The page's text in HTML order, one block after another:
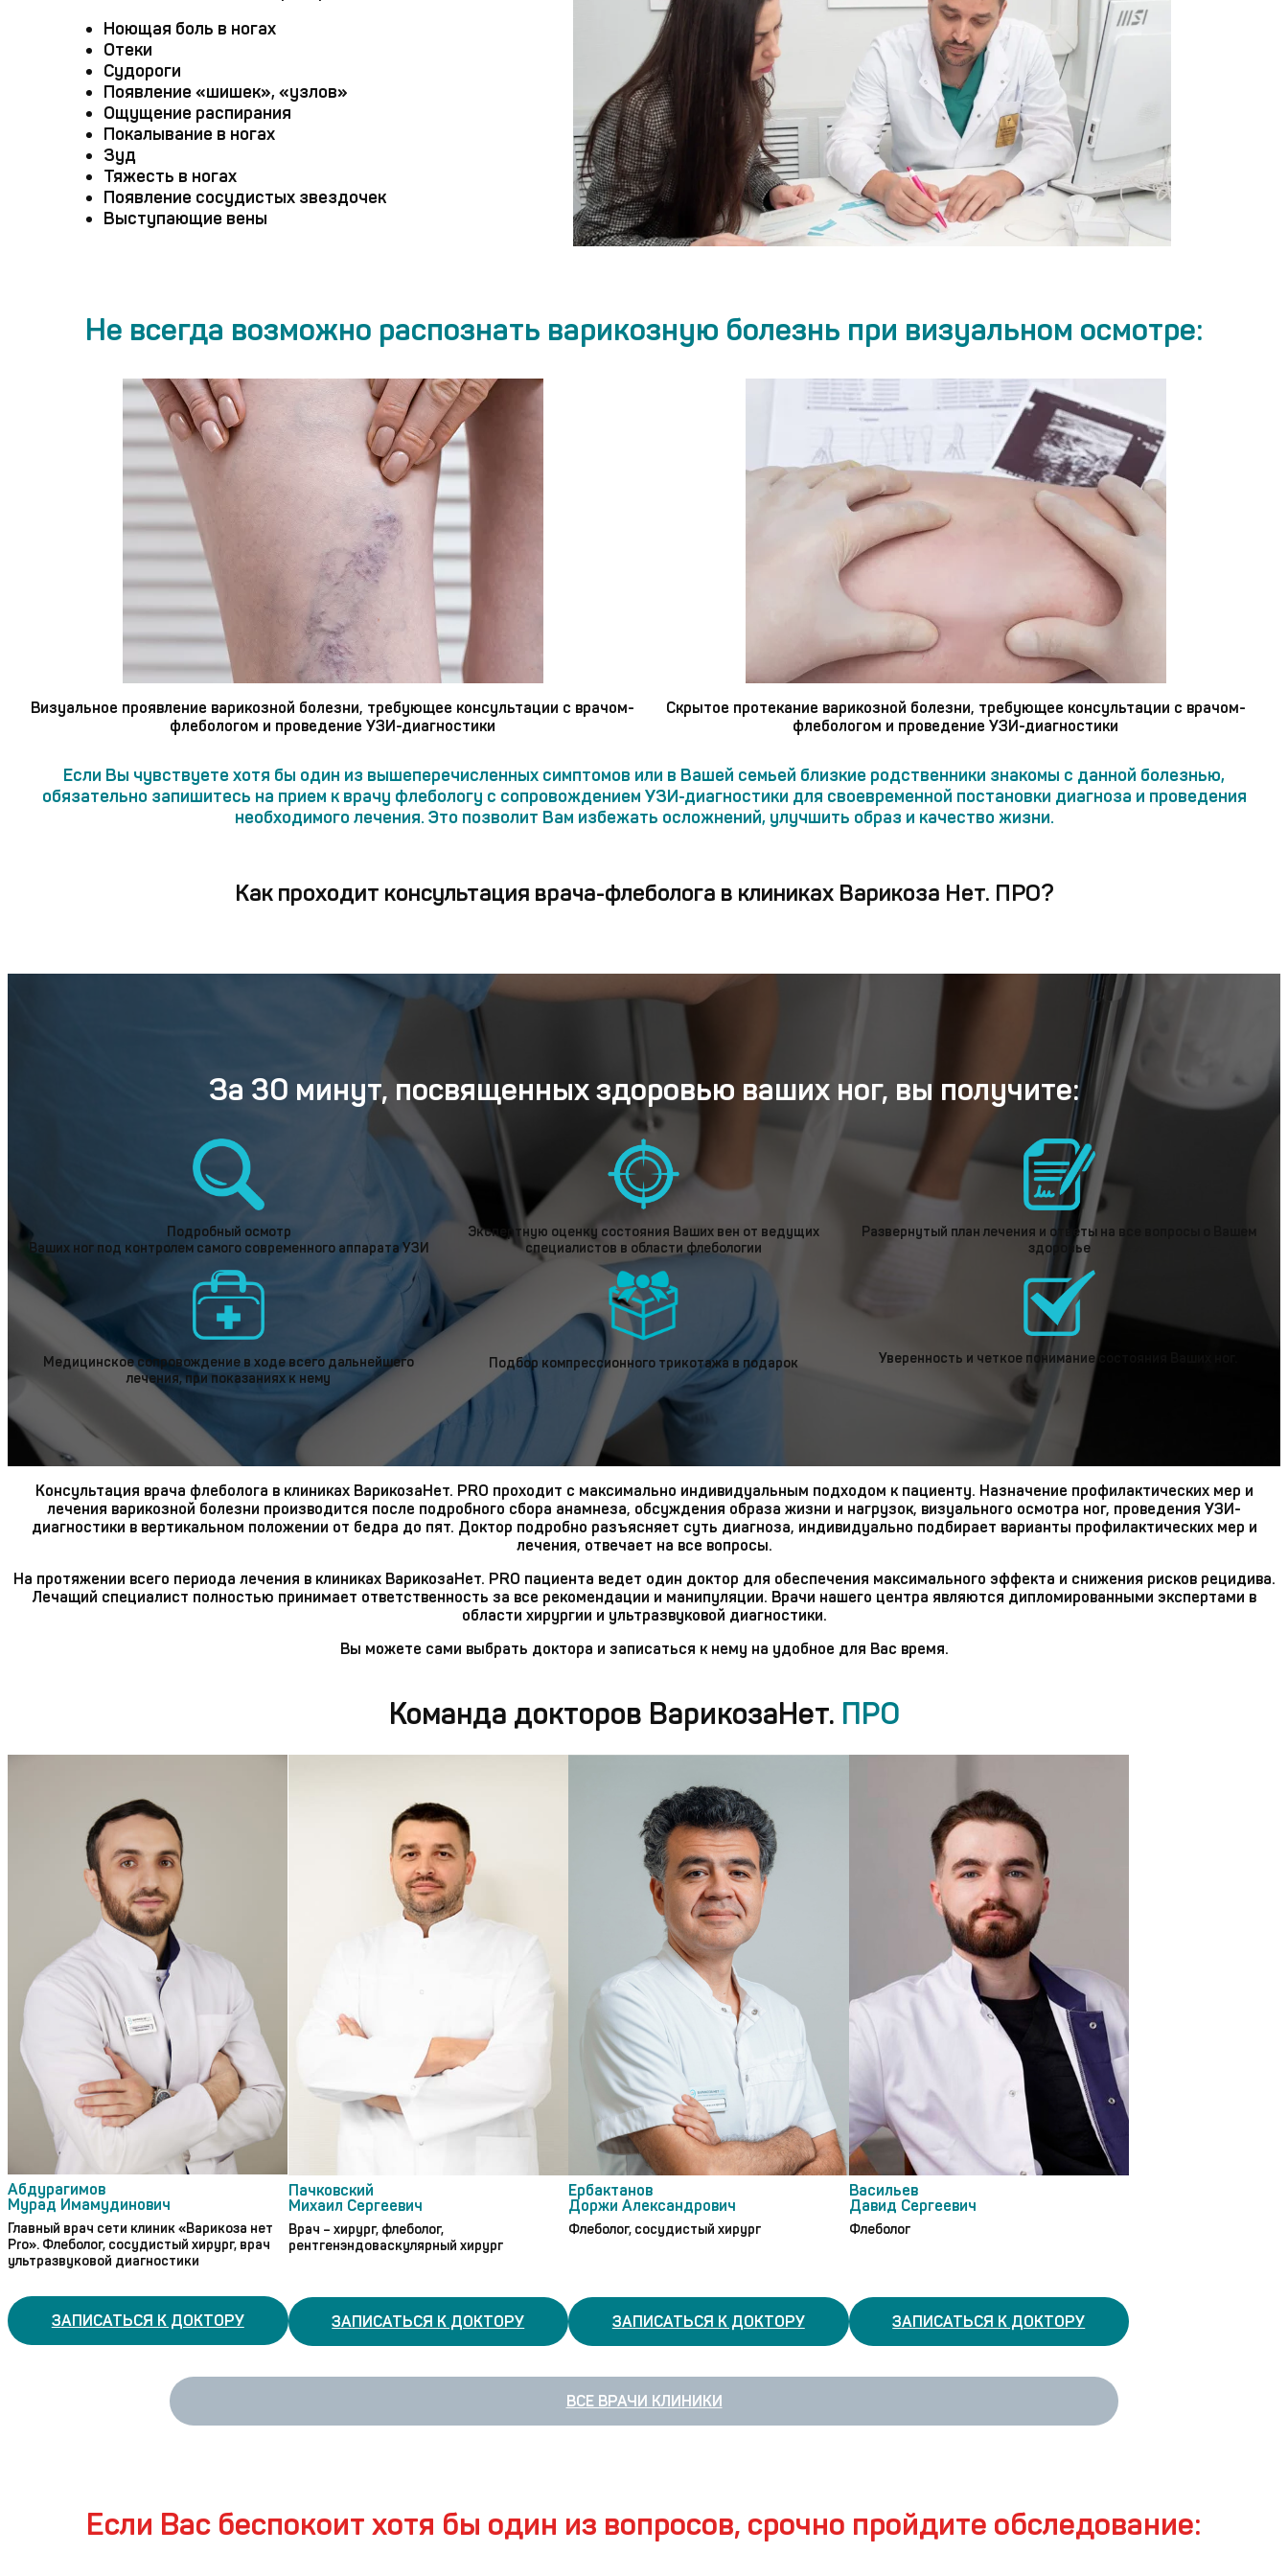
Ноющая боль в ногах
Отеки
Судороги
Появление «шишек», «узлов»
Ощущение распирания
Покалывание в ногах
Зуд
Тяжесть в ногах
Появление сосудистых звездочек
Выступающие вены
Не всегда возможно распознать варикозную болезнь при визуальном осмотре:
Визуальное проявление варикозной болезни, требующее консультации с врачом-
флебологом и проведение УЗИ-диагностики
Скрытое протекание варикозной болезни, требующее консультации с врачом-
флебологом и проведение УЗИ-диагностики
Если Вы чувствуете хотя бы один из вышеперечисленных симптомов или в Вашей семьей близкие родственники знакомы с данной болезнью,
обязательно запишитесь на прием к врачу флебологу с сопровождением УЗИ-диагностики для своевременной постановки диагноза и проведения
необходимого лечения. Это позволит Вам избежать осложнений, улучшить образ и качество жизни.
Как проходит консультация врача-флеболога в клиниках Варикоза Нет. ПРО?
За 30 минут, посвященных здоровью ваших ног, вы получите:
Подробный осмотр
Ваших ног под контролем самого современного аппарата УЗИ
Экспертную оценку состояния Ваших вен от ведущих
специалистов в области флебологии
Развернутый план лечения и ответы на все вопросы о Вашем
здоровье
Медицинское сопровождение в ходе всего дальнейшего
лечения, при показаниях к нему
Подбор компрессионного трикотажа в подарок Уверенность и четкое понимание состояния Ваших ног.
Консультация врача флеболога в клиниках ВарикозаНет. PRO проходит с максимально индивидуальным подходом к пациенту. Назначение профилактических мер и
лечения варикозной болезни производится после подробного сбора анамнеза, обсуждения образа жизни и нагрузок, визуального осмотра ног, проведения УЗИ-
диагностики в вертикальном положении от бедра до пят. Доктор подробно разъясняет суть диагноза, индивидуально подбирает варианты профилактических мер и
лечения, отвечает на все вопросы.
На протяжении всего периода лечения в клиниках ВарикозаНет. PRO пациента ведет один доктор для обеспечения максимального эффекта и снижения рисков рецидива.
Лечащий специалист полностью принимает ответственность за все рекомендации и манипуляции. Врачи нашего центра являются дипломированными экспертами в
области хирургии и ультразвуковой диагностики.
Вы можете сами выбрать доктора и записаться к нему на удобное для Вас время.
Команда докторов ВарикозаНет. ПРО
Абдурагимов
Мурад Имамудинович
Главный врач сети клиник «Варикоза нет
Pro». Флеболог, сосудистый хирург, врач
ультразвуковой диагностики
ЗАПИСАТЬСЯ К ДОКТОРУ
Пачковский
Михаил Сергеевич
Врач – хирург, флеболог,
рентгенэндоваскулярный хирург
ЗАПИСАТЬСЯ К ДОКТОРУ
Ербактанов
Доржи Александрович
Флеболог, сосудистый хирург
ЗАПИСАТЬСЯ К ДОКТОРУ
Васильев
Давид Сергеевич
Флеболог
ЗАПИСАТЬСЯ К ДОКТОРУ
ВСЕ ВРАЧИ КЛИНИКИ
Если Вас беспокоит хотя бы один из вопросов, срочно пройдите обследование: